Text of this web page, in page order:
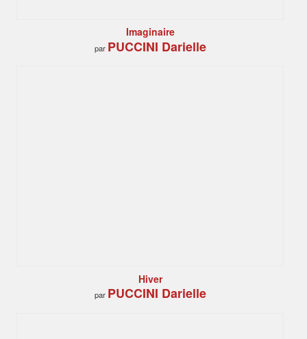
Imaginaire
par PUCCINI Darielle
Hiver
par PUCCINI Darielle